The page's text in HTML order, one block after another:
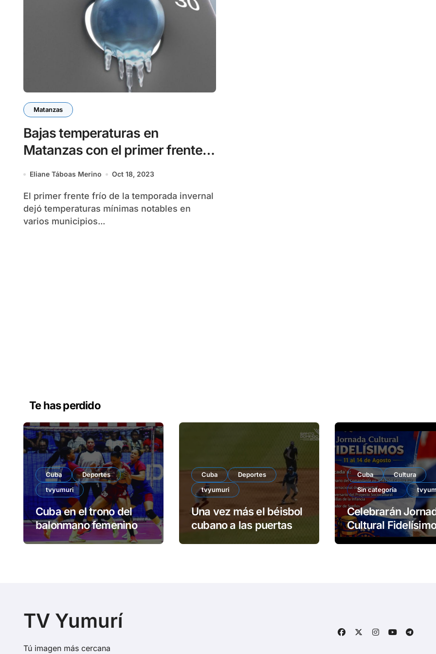
Matanzas
Bajas temperaturas en
Matanzas con el primer frente
frío de la temporada invernal
Eliane Táboas Merino Oct 18, 2023
El primer frente frío de la temporada invernal
dejó temperaturas mínimas notables en
varios municipios...
Te has perdido
Cuba
Deportes
tvyumuri
Cuba en el trono del
balonmano femenino
Cuba
Deportes
tvyumuri
Una vez más el béisbol
cubano a las puertas
Cuba
Cultura
Sin categoría
Celebrarán
Cultural Fidelísimos
Matanzas
TV Yumurí
Tú imagen más cercana